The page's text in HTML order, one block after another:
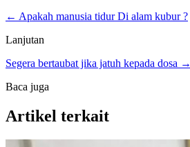
← Apakah manusia tidur Di alam kubur ?
Lanjutan
Segera bertaubat jika jatuh kepada dosa →
Baca juga
Artikel terkait